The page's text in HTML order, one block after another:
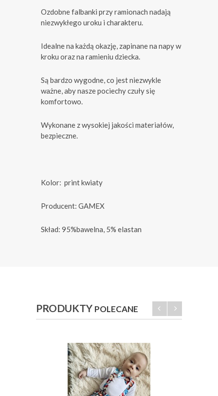
Ozdobne falbanki przy ramionach nadają
niezwykłego uroku i charakteru.
Idealne na każdą okazję, zapinane na napy w
kroku oraz na ramieniu dziecka.
Są bardzo wygodne, co jest niezwykle
ważne, aby nasze pociechy czuły się
komfortowo.
Wykonane z wysokiej jakości materiałów,
bezpieczne.
Kolor: print kwiaty
Producent: GAMEX
Skład: 95%bawelna, 5% elastan
PRODUKTY POLECANE